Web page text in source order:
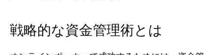
戦略的な資金管理術とは